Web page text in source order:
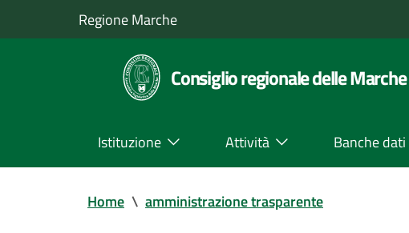
Regione Marche
Consiglio regionale delle Marche
Istituzione Attività Banche dati
Home \ amministrazione trasparente